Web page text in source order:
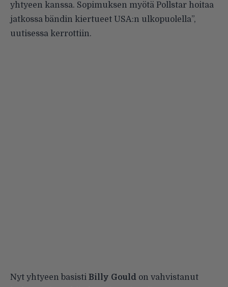
yhtyeen kanssa. Sopimuksen myötä Pollstar hoitaa
jatkossa bändin kiertueet USA:n ulkopuolella”,
uutisessa kerrottiin.
Nyt yhtyeen basisti Billy Gould on vahvistanut